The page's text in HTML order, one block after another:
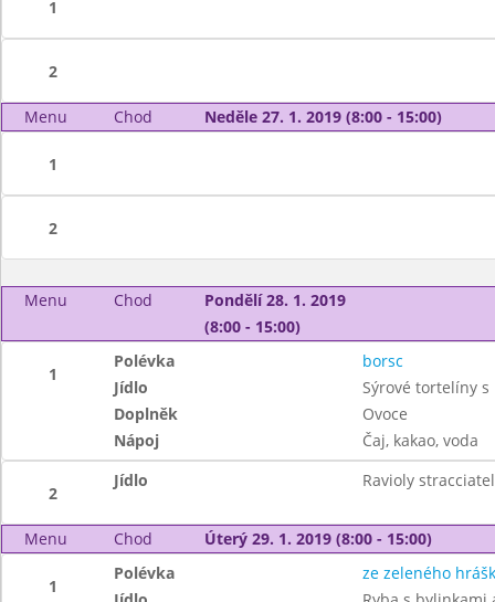
1
2
Menu Chod Neděle 27. 1. 2019 (8:00 - 15:00)
1
2
Menu Chod
Pondělí 28. 1. 2019
(8:00 - 15:00)
1
Polévka
borsc
Jídlo
Sýrové tortelíny
Doplněk
Ovoce
Nápoj
Čaj, kakao, voda
2
Jídlo Ravioly
Menu Chod Úterý 29. 1. 2019 (8:00 - 15:00)
1
Polévka
ze zeleného